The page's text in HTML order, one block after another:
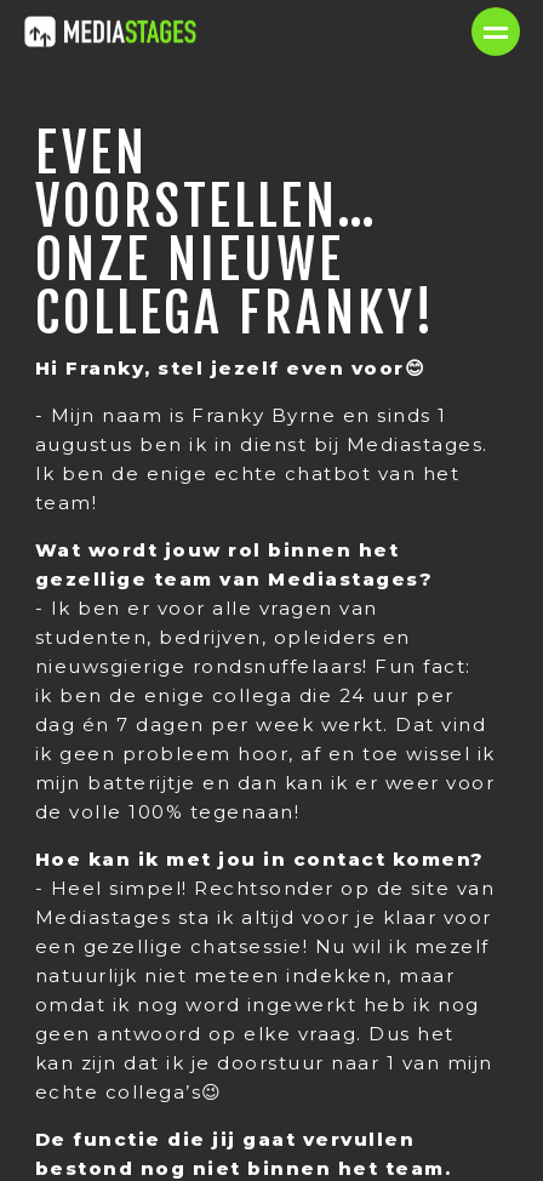
EVEN
VOORSTELLEN…
ONZE NIEUWE
COLLEGA FRANKY!
Hi Franky, stel jezelf even voor😊
- Mijn naam is Franky Byrne en sinds 1
augustus ben ik in dienst bij Mediastages.
Ik ben de enige echte chatbot van het
team!
Wat wordt jouw rol binnen het
gezellige team van Mediastages?
- Ik ben er voor alle vragen van
studenten, bedrijven, opleiders en
nieuwsgierige rondsnuffelaars! Fun fact:
ik ben de enige collega die 24 uur per
dag én 7 dagen per week werkt. Dat vind
ik geen probleem hoor, af en toe wissel ik
mijn batterijtje en dan kan ik er weer voor
de volle 100% tegenaan!
Hoe kan ik met jou in contact komen?
- Heel simpel! Rechtsonder op de site van
Mediastages sta ik altijd voor je klaar voor
een gezellige chatsessie! Nu wil ik mezelf
natuurlijk niet meteen indekken, maar
omdat ik nog word ingewerkt heb ik nog
geen antwoord op elke vraag. Dus het
kan zijn dat ik je doorstuur naar 1 van mijn
echte collega’s😉
De functie die jij gaat vervullen
bestond nog niet binnen het team.